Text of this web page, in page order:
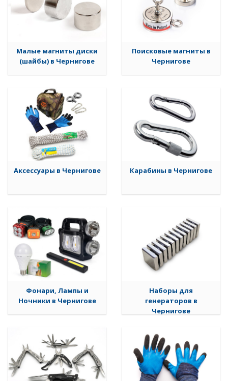
Малые магниты диски
(шайбы) в Чернигове
Поисковые магниты в
Чернигове
Аксессуары в Чернигове Карабины в Чернигове
Фонари, Лампы и
Ночники в Чернигове
Наборы для
генераторов в
Чернигове